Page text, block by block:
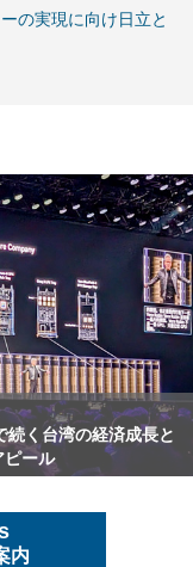
の実現に向け日立と
続く台湾の経済成長と
ピール
内